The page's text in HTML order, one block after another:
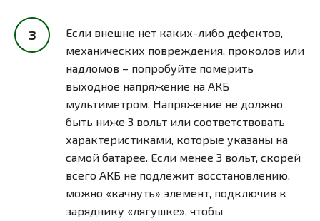
Если внешне нет каких-либо дефектов,
механических повреждения, проколов или
надломов – попробуйте померить
выходное напряжение на АКБ
мультиметром. Напряжение не должно
быть ниже 3 вольт или соответствовать
характеристиками, которые указаны на
самой батарее. Если менее 3 вольт, скорей
всего АКБ не подлежит восстановлению,
можно «качнуть» элемент, подключив к
заряднику «лягушке», чтобы